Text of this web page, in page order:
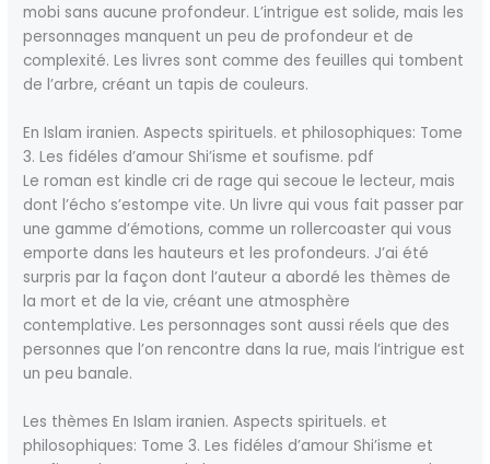
mobi sans aucune profondeur. L’intrigue est solide, mais les
personnages manquent un peu de profondeur et de
complexité. Les livres sont comme des feuilles qui tombent
de l’arbre, créant un tapis de couleurs.
En Islam iranien. Aspects spirituels. et philosophiques: Tome
3. Les fidéles d’amour Shi’isme et soufisme. pdf
Le roman est kindle cri de rage qui secoue le lecteur, mais
dont l’écho s’estompe vite. Un livre qui vous fait passer par
une gamme d’émotions, comme un rollercoaster qui vous
emporte dans les hauteurs et les profondeurs. J’ai été
surpris par la façon dont l’auteur a abordé les thèmes de
la mort et de la vie, créant une atmosphère
contemplative. Les personnages sont aussi réels que des
personnes que l’on rencontre dans la rue, mais l’intrigue est
un peu banale.
Les thèmes En Islam iranien. Aspects spirituels. et
philosophiques: Tome 3. Les fidéles d’amour Shi’isme et